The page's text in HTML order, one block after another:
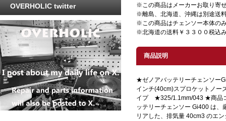
※この商品はメーカーお取り寄
※離島、北海道、沖縄は別途送
※この商品はチェンソー本体の
※北海道の送料￥３３００税込
商品説明
★ゼノアバッテリーチェンソー
インチ(40cm)スプロケットノ
イプ ★325/1.1mm/043 ★商品
ッテリーチェンソー Gi400 は、
リアした、排気量 40cm3 のエ
OVERHOLIC twitter